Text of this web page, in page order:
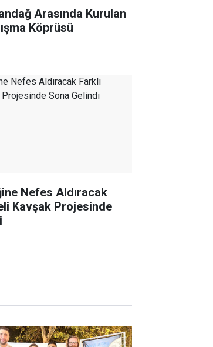
Arasında Kurulan
Köprüsü
Nefes Aldıracak
Kavşak Projesinde